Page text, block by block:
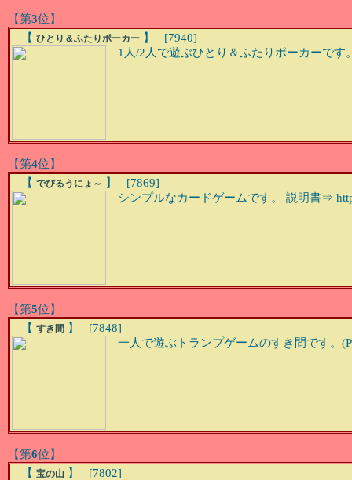
【第3位】
【 ひとり＆ふたりポーカー 】 [7940]
1人/2人で遊ぶひとり＆ふたりポーカーです
【第4位】
【 でびるうにょ～
】 [7869]
シンプルなカードゲームです。 説明書⇒
【第5位】
【 すき間 】 [7848]
一人で遊ぶトランプゲームのすき間です。
【第6位】
【 宝の山 】 [7802]